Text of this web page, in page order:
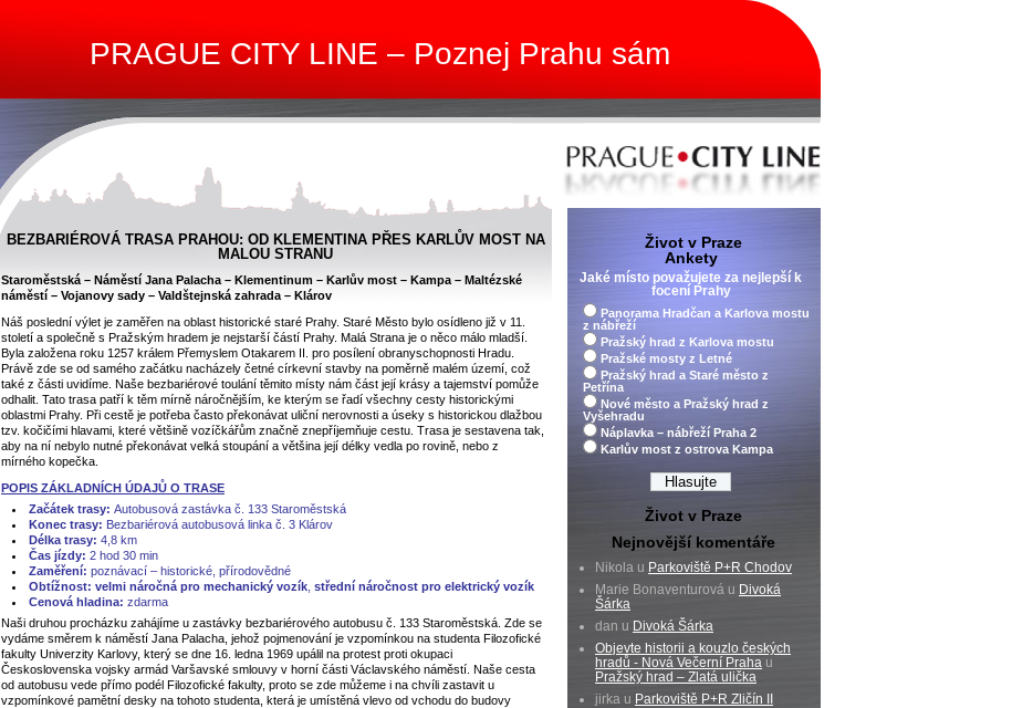
PRAGUE CITY LINE – Poznej Prahu sám
BEZBARIÉROVÁ TRASA PRAHOU: OD KLEMENTINA PŘES KARLŮV MOST NA
MALOU STRANU
Staroměstská – Náměstí Jana Palacha – Klementinum – Karlův most – Kampa – Maltézské
náměstí – Vojanovy sady – Valdštejnská zahrada – Klárov
Náš poslední výlet je zaměřen na oblast historické staré Prahy. Staré Město bylo osídleno již v 11.
století a společně s Pražským hradem je nejstarší částí Prahy. Malá Strana je o něco málo mladší.
Byla založena roku 1257 králem Přemyslem Otakarem II. pro posílení obranyschopnosti Hradu.
Právě zde se od samého začátku nacházely četné církevní stavby na poměrně malém území, což
také z části uvidíme. Naše bezbariérové toulání těmito místy nám část její krásy a tajemství pomůže
odhalit. Tato trasa patří k těm mírně náročnějším, ke kterým se řadí všechny cesty historickými
oblastmi Prahy. Při cestě je potřeba často překonávat uliční nerovnosti a úseky s historickou dlažbou
tzv. kočičími hlavami, které většině vozíčkářům značně znepříjemňuje cestu. Trasa je sestavena tak,
aby na ní nebylo nutné překonávat velká stoupání a většina její délky vedla po rovině, nebo z
mírného kopečka.
POPIS ZÁKLADNÍCH ÚDAJŮ O TRASE
Začátek trasy: Autobusová zastávka č. 133 Staroměstská
Konec trasy: Bezbariérová autobusová linka č. 3 Klárov
Délka trasy: 4,8 km
Čas jízdy: 2 hod 30 min
Zaměření: poznávací – historické, přírodovědné
Obtížnost: velmi náročná pro mechanický vozík střední náročnost pro elektrický vozík
Cenová hladina: zdarma
Naši druhou procházku zahájíme u zastávky bezbariérového autobusu č. 133 Staroměstská. Zde se
vydáme směrem k náměstí Jana Palacha, jehož pojmenování je vzpomínkou na studenta Filozofické
fakulty Univerzity Karlovy, který se dne 16. ledna 1969 upálil na protest proti okupaci
Československa vojsky armád Varšavské smlouvy v horní části Václavského náměstí. Naše cesta
od autobusu vede přímo podél Filozofické fakulty, proto se zde můžeme i na chvíli zastavit u
vzpomínkové pamětní desky na tohoto studenta, která je umístěná vlevo od vchodu do budovy
Život v Praze
Ankety
Jaké místo považujete za nejlepší k
focení Prahy
Panorama Hradčan a Karlova mostu
z nábřeží
Pražský hrad z Karlova mostu
Pražské mosty z Letné
Pražský hrad a Staré město z
Petřína
Nové město a Pražský hrad z
Vyšehradu
Náplavka – nábřeží Praha 2
Karlův most z ostrova Kampa
Život v Praze
Nejnovější komentáře
Nikola u Parkoviště P+R Chodov
Marie Bonaventurová u Divoká
Šárka
dan u Divoká Šárka
Objevte historii a kouzlo českých
hradů - Nová Večerní Praha u
Pražský hrad – Zlatá ulička
jirka u Parkoviště P+R Zličín II